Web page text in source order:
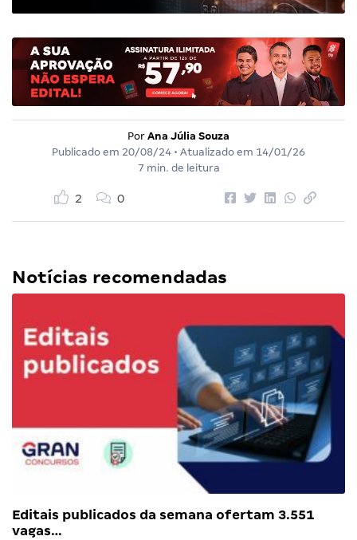
Por Ana Júlia Souza
Publicado em 20/08/24 • Atualizado em 14/01/26
7 min. de leitura
2 0
Notícias recomendadas
Editais publicados da semana ofertam 3.551
vagas…